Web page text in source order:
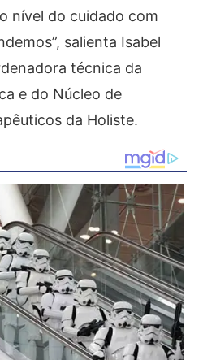
nível do cuidado com
salienta Isabel
técnica da
e do Núcleo de
da Holiste.